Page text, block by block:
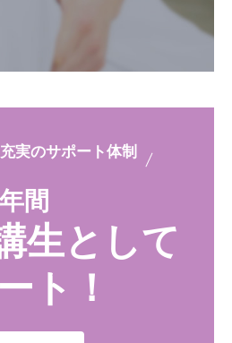
充実のサポート体制
年間
生として
ト！